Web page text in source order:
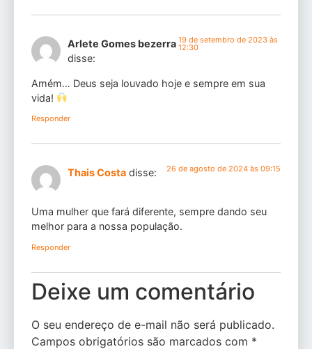
Arlete Gomes bezerra
disse:
19 de setembro de 2023 às
12:30
Amém… Deus seja louvado hoje e sempre em sua
vida!
Responder
Thais Costa disse: 26 de agosto de 2024 às 09:15
Uma mulher que fará diferente, sempre dando seu
melhor para a nossa população.
Responder
Deixe um comentário
O seu endereço de e-mail não será publicado.
Campos obrigatórios são marcados com *